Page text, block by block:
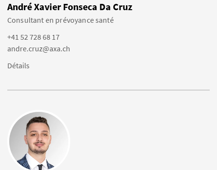
André Xavier Fonseca Da Cruz
Consultant en prévoyance santé
+41 52 728 68 17
andre.cruz@axa.ch
Détails